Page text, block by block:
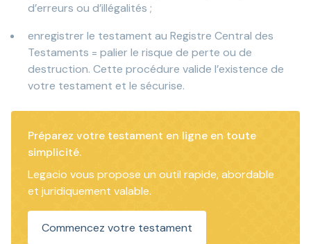
d’erreurs ou d’illégalités ;
enregistrer le testament au Registre Central des
Testaments = palier le risque de perte ou de
destruction. Cette procédure valide l’existence de
votre testament et le sécurise.
Préparez votre testament en ligne en toute
simplicité.
Legacio vous propose un outil rapide, abordable
et juridiquement valable.
Commencez votre testament